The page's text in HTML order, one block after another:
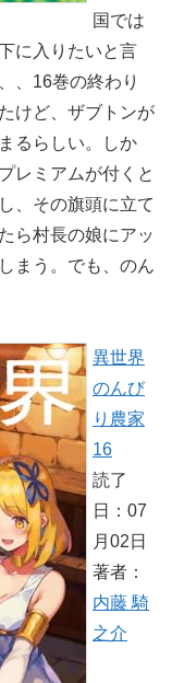
国では
に入りたいと言
、16巻の終わり
けど、ザブトンが
るらしい。しか
レミアムが付くと
、その旗頭に立て
ら村長の娘にアッ
まう。でも、のん
異世界
のんび
り農家
16
読了
日：07
月02日
著者：
内藤 騎
之介